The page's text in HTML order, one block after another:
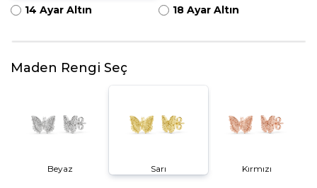
14 Ayar Altın 18 Ayar Altın
Maden Rengi Seç
Beyaz Sarı Kırmızı